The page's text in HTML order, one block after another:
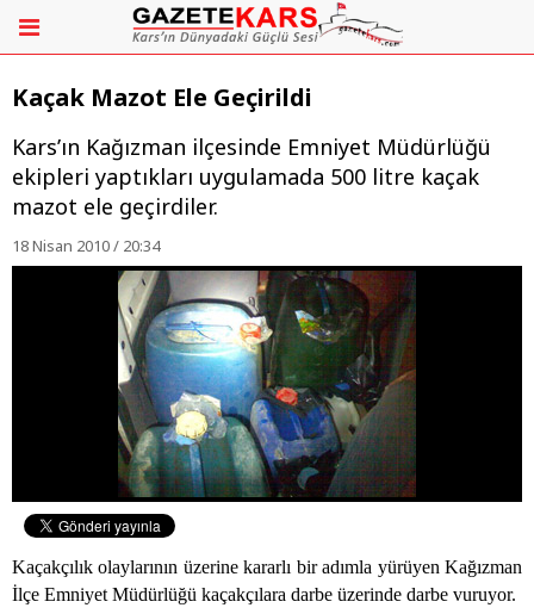
Kaçak Mazot Ele Geçirildi
Kars’ın Kağızman ilçesinde Emniyet Müdürlüğü
ekipleri yaptıkları uygulamada 500 litre kaçak
mazot ele geçirdiler.
18 Nisan 2010 / 20:34
Kaçakçılık olaylarının üzerine kararlı bir adımla yürüyen Kağızman
İlçe Emniyet Müdürlüğü kaçakçılara darbe üzerinde darbe vuruyor.